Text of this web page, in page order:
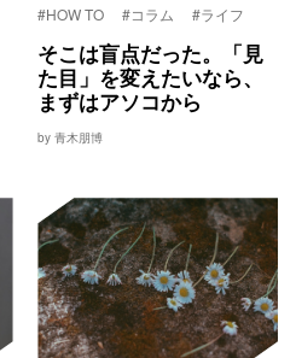
#HOW TO #コラム #ライフ
そこは盲点だった。「見
た目」を変えたいなら、
まずはアソコから
by 青木朋博